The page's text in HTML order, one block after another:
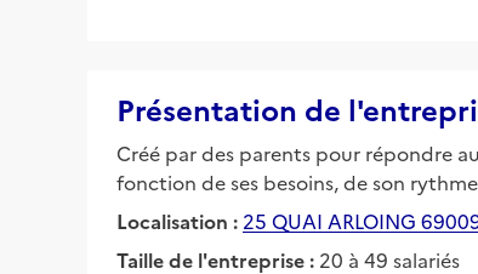
Présentation de
Créé par des parents pour répondre
fonction de ses besoins, de son
Localisation : 25 QUAI ARLOING
Taille de l'entreprise : 20 à 49 salariés